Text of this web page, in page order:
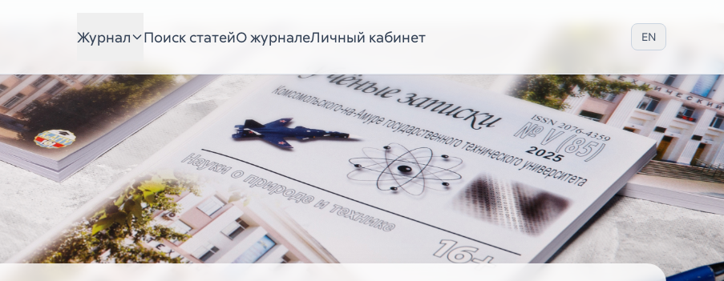
Журнал Поиск статейО журналеЛичный кабинет EN